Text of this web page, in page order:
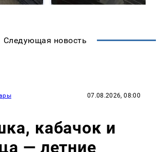
Следующая новость
07.08.2026, 08:00
кабачок и
— летние